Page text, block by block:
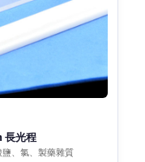
光程
鹽、氯、製藥雜質